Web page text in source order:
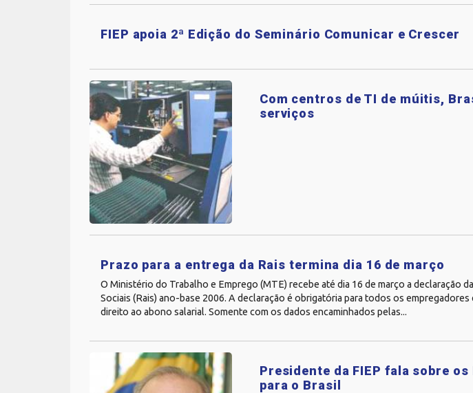
FIEP apoia 2ª Edição do Seminário Comunicar e Crescer
Com centros de TI de múitis,
serviços
Prazo para a entrega da Rais termina dia 16 de março
O Ministério do Trabalho e Emprego (MTE) recebe até dia 16 de março a declaração
Sociais (Rais) ano-base 2006. A declaração é obrigatória para todos os
direito ao abono salarial. Somente com os dados encaminhados pelas...
Presidente da FIEP fala sobre os
para o Brasil